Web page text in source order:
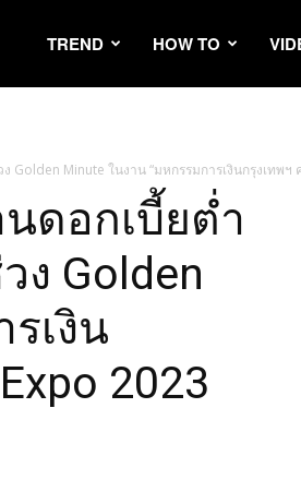
TREND HOW TO
Minute ในงาน “มหกรรมการเงินกรุงเทพฯ
ดอกเบี้ยต่ำ
Golden
เงิน
2023